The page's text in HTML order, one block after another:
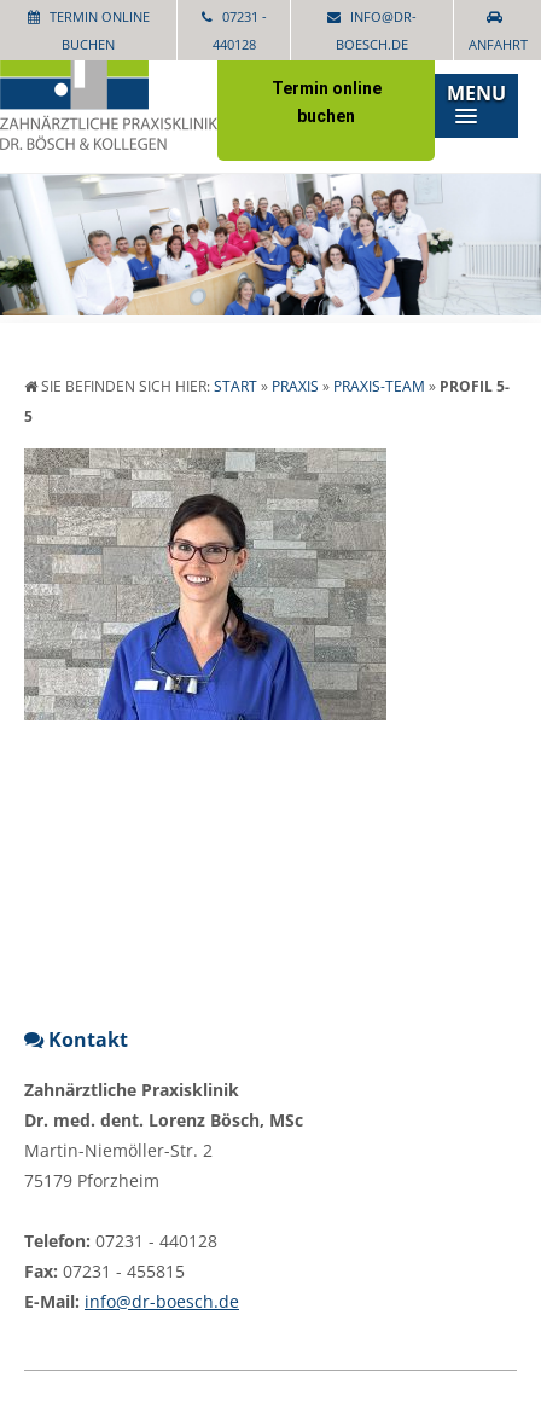
TERMIN ONLINE
BUCHEN
07231 -
440128
INFO@DR-
BOESCH.DE
ANFAHRT
Termin online
buchen
MENU
SIE BEFINDEN SICH HIER:START» PRAXIS » PRAXIS-TEAM » PROFIL 5-
5
Kontakt
Zahnärztliche Praxisklinik
Dr. med. dent. Lorenz Bösch, MSc
Martin-Niemöller-Str. 2
75179 Pforzheim
Telefon: 07231 - 440128
Fax: 07231 - 455815
E-Mail: info@dr-boesch.de